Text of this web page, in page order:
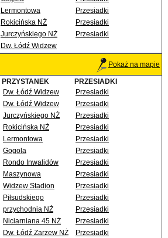
Lermontowa
Przesiadki
Rokicińska NŻ
Przesiadki
Jurczyńskiego NŻ
Przesiadki
Dw. Łódź Widzew
Pokaż na mapie
PRZYSTANEK
PRZESIADKI
Dw. Łódź Widzew
Przesiadki
Dw. Łódź Widzew
Przesiadki
Jurczyńskiego NŻ
Przesiadki
Rokicińska NŻ
Przesiadki
Lermontowa
Przesiadki
Gogola
Przesiadki
Rondo Inwalidów
Przesiadki
Maszynowa
Przesiadki
Widzew Stadion
Przesiadki
Piłsudskiego
Przesiadki
przychodnia NŻ
Przesiadki
Niciarniana 45 NŻ
Przesiadki
Dw. Łódź Zarzew NŻ
Przesiadki